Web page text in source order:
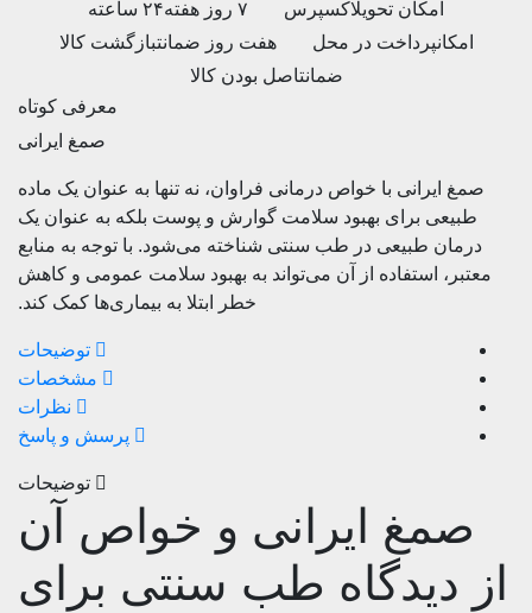
امکان تحویلاکسپرس ۷ روز هفته
۲۴ ساعته
پرداخت در محل هفت روز ضمانتبازگشت کالا
اصل بودن کالا
معرفی کوتاه
صمغ ایرانی
با خواص درمانی فراوان، نه تنها به عنوان یک ماده
برای بهبود سلامت گوارش و پوست بلکه به عنوان یک
طبیعی در طب سنتی شناخته می‌شود. با توجه به منابع
استفاده از آن می‌تواند به بهبود سلامت عمومی و کاهش
خطر ابتلا به بیماری‌ها کمک کند.
توضیحات
مشخصات
پرسش و پاسخ
توضیحات
ایرانی و خواص آن
طب سنتی برای